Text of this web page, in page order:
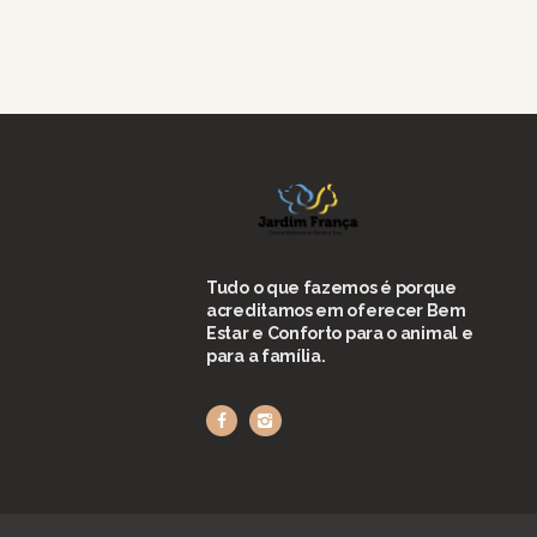
Tudo o que fazemos é porque
acreditamos em oferecer Bem
Estar e Conforto para o animal e
para a família.